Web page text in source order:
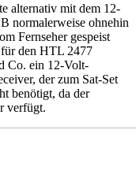
alternativ mit dem 12-
normalerweise ohnehin
Fernseher gespeist
den HTL 2477
Co. ein 12-Volt-
der zum Sat-Set
benötigt, da der
verfügt.